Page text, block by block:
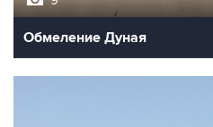
Обмеление Дуная